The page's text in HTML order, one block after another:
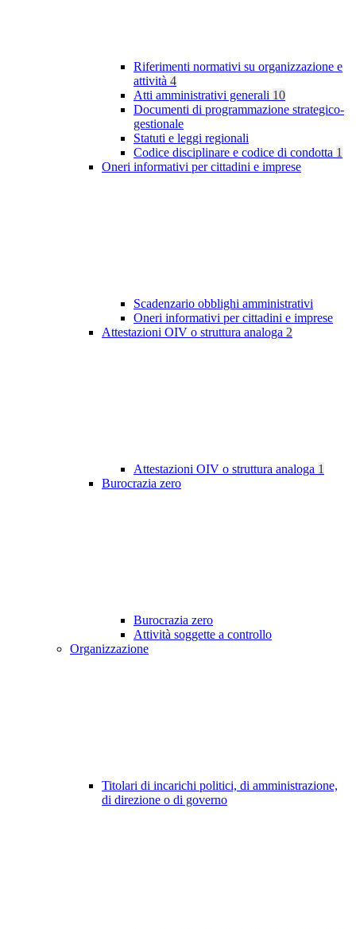
Riferimenti normativi su organizzazione e
attività 4
Atti amministrativi generali 10
Documenti di programmazione strategico-
gestionale
Statuti e leggi regionali
Codice disciplinare e codice di condotta 1
Oneri informativi per cittadini e imprese
Scadenzario obblighi amministrativi
Oneri informativi per cittadini e imprese
Attestazioni OIV o struttura analoga 2
Attestazioni OIV o struttura analoga 1
Burocrazia zero
Burocrazia zero
Attività soggette a controllo
Organizzazione
Titolari di incarichi politici, di amministrazione,
di direzione o di governo